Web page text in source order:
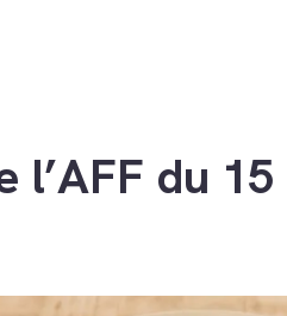
l’AFF du